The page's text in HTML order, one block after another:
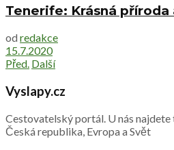
Tenerife: Krásná příroda
od redakce
15.7.2020
Před. Další
Vyslapy.cz
Cestovatelský portál. U nás najdete
Česká republika, Evropa a Svět